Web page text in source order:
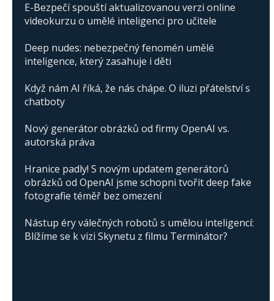
E-Bezpečí spouští aktualizovanou verzi online
videokurzu o umělé inteligenci pro učitele
Deep nudes: nebezpečný fenomén umělé
inteligence, který zasahuje i děti
Když nám AI říká, že nás chápe. O iluzi přátelství s
chatboty
Nový generátor obrázků od firmy OpenAI vs.
autorská práva
Hranice padly! S novým updatem generátorů
obrázků od OpenAI jsme schopni tvořit deep fake
fotografie téměř bez omezení
Nástup éry válečných robotů s umělou inteligencí:
Blížíme se k vizi Skynetu z filmu Terminátor?